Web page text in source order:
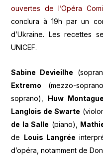
ouvertes de l’Opéra
conclura à 19h par un
d’Ukraine. Les recettes
UNICEF.
Sabine Devieilhe
Extremo (mezzo-
soprano), Huw
Langlois de Swarte
de la Salle (piano),
de Louis Langrée
d’opéra, notamment de